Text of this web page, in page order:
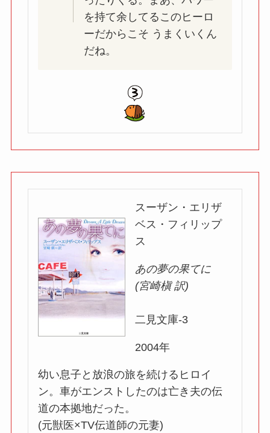
を持て余してるこのヒーロ
ーだからこそ うまくいくん
だね。
スーザン・エリザ
ベス・フィリップ
ス
あの夢の果てに
(宮崎槇 訳)
二見文庫-3
2004年
幼い息子と放浪の旅を続けるヒロイ
ン。車がエンストしたのは亡き夫の伝
道の本拠地だった。
(元獣医×TV伝道師の元妻)